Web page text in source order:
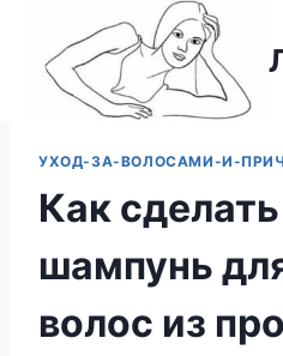
содержимому
УХОД-ЗА-ВОЛОСАМИ-И-
Как
шампунь
волос из